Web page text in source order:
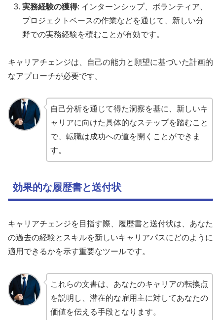
実務経験の獲得: インターンシップ、ボランティア、
プロジェクトベースの作業などを通じて、新しい分
野での実務経験を積むことが有効です。
キャリアチェンジは、自己の能力と願望に基づいた計画的
なアプローチが必要です。
自己分析を通じて得た洞察を基に、新しいキ
ャリアに向けた具体的なステップを踏むこと
で、転職は成功への道を開くことができま
す。
効果的な履歴書と送付状
キャリアチェンジを目指す際、履歴書と送付状は、あなた
の過去の経験とスキルを新しいキャリアパスにどのように
適用できるかを示す重要なツールです。
これらの文書は、あなたのキャリアの転換点
を説明し、潜在的な雇用主に対してあなたの
価値を伝える手段となります。